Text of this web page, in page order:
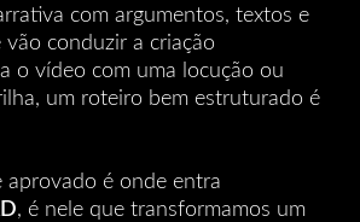
com argumentos, textos e
vão conduzir a criação
o vídeo com uma locução ou
um roteiro bem estruturado é
aprovado é onde entra
, é nele que transformamos um